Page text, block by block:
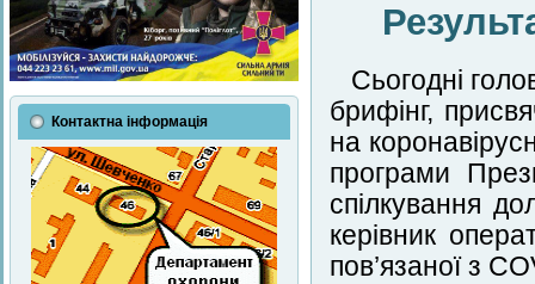
Контактна інформація
Сьогодні
брифінг,
на
програми
спілкування
керівник
пов’язаної з